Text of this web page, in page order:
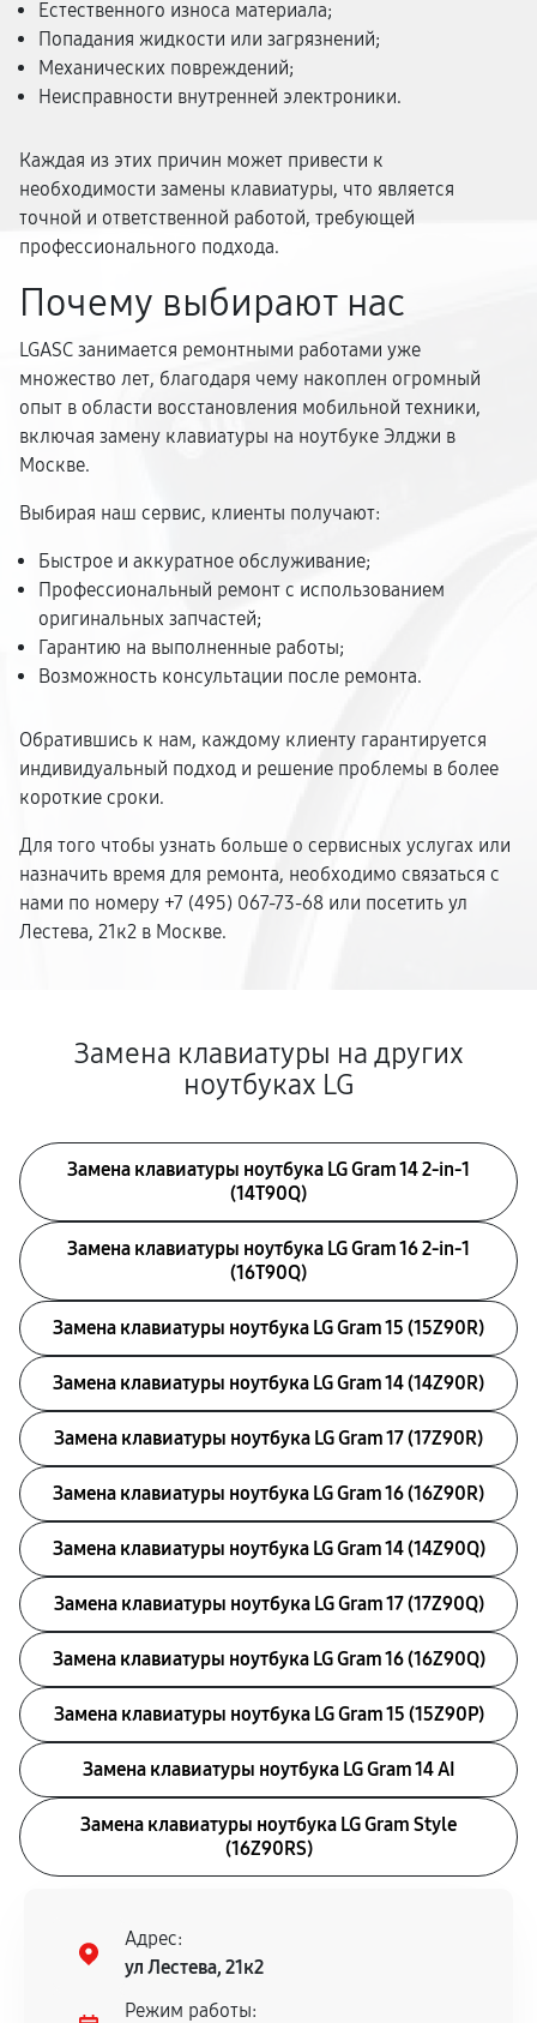
Естественного износа материала;
Попадания жидкости или загрязнений;
Механических повреждений;
Неисправности внутренней электроники.
Каждая из этих причин может привести к
необходимости замены клавиатуры, что является
точной и ответственной работой, требующей
профессионального подхода.
Почему выбирают нас
LGASC занимается ремонтными работами уже
множество лет, благодаря чему накоплен огромный
опыт в области восстановления мобильной техники,
включая замену клавиатуры на ноутбуке Элджи в
Москве.
Выбирая наш сервис, клиенты получают:
Быстрое и аккуратное обслуживание;
Профессиональный ремонт с использованием
оригинальных запчастей;
Гарантию на выполненные работы;
Возможность консультации после ремонта.
Обратившись к нам, каждому клиенту гарантируется
индивидуальный подход и решение проблемы в более
короткие сроки.
Для того чтобы узнать больше о сервисных услугах или
назначить время для ремонта, необходимо связаться с
нами по номеру +7 (495) 067-73-68 или посетить ул
Лестева, 21к2 в Москве.
Замена клавиатуры на других
ноутбуках LG
Замена клавиатуры ноутбука LG Gram 14 2-in-1
(14T90Q)
Замена клавиатуры ноутбука LG Gram 16 2-in-1
(16T90Q)
Замена клавиатуры ноутбука LG Gram 15 (15Z90R)
Замена клавиатуры ноутбука LG Gram 14 (14Z90R)
Замена клавиатуры ноутбука LG Gram 17 (17Z90R)
Замена клавиатуры ноутбука LG Gram 16 (16Z90R)
Замена клавиатуры ноутбука LG Gram 14 (14Z90Q)
Замена клавиатуры ноутбука LG Gram 17 (17Z90Q)
Замена клавиатуры ноутбука LG Gram 16 (16Z90Q)
Замена клавиатуры ноутбука LG Gram 15 (15Z90P)
Замена клавиатуры ноутбука LG Gram 14 AI
Замена клавиатуры ноутбука LG Gram Style
(16Z90RS)
Адрес:
ул Лестева, 21к2
Режим работы: